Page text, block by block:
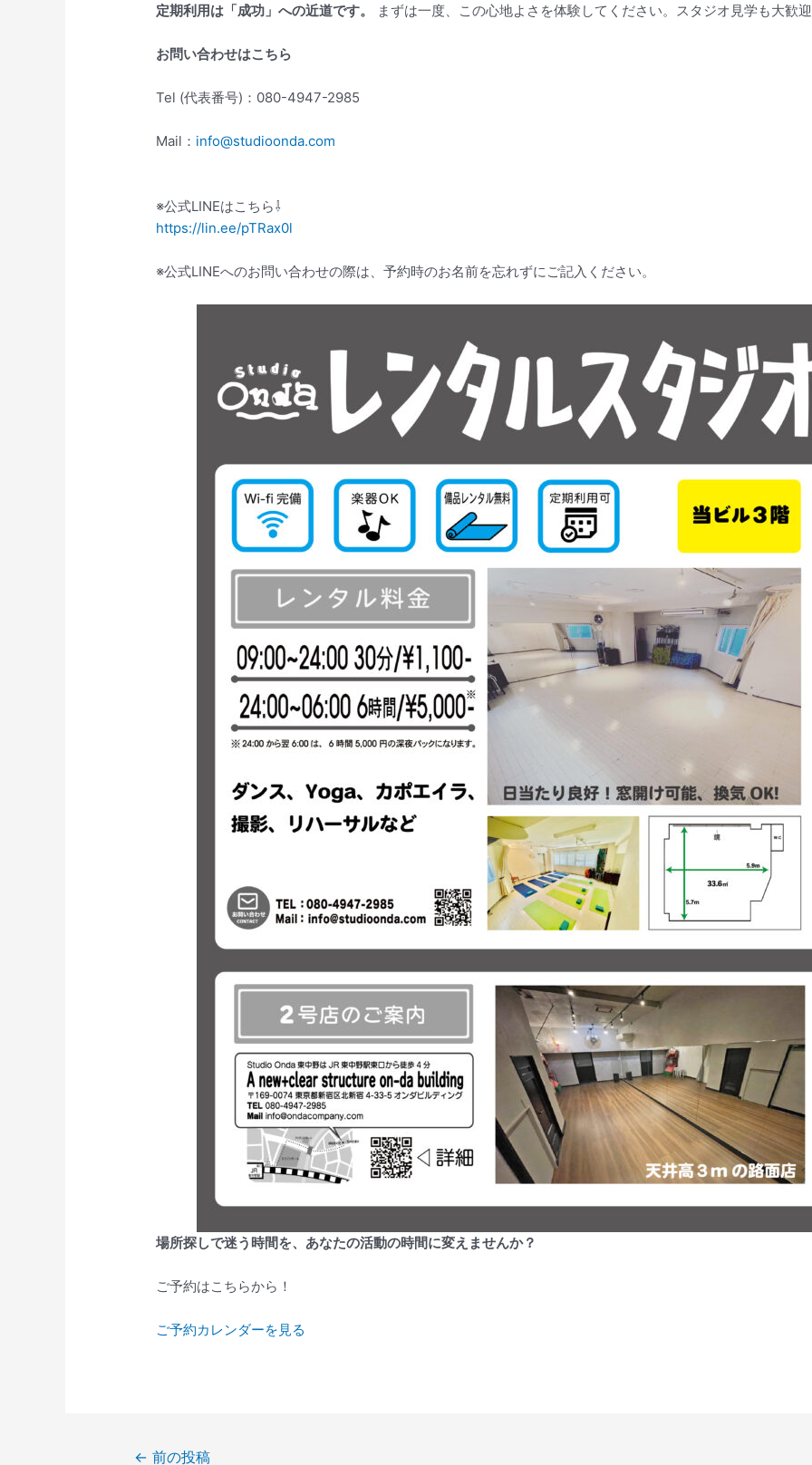
定期利用は「成功」への近道です。 まずは一度、この心地よさを体験してください。スタジオ見学も大歓
お問い合わせはこちら
Tel (代表番号)：080-4947-2985
Mail： info@studioonda.com
※公式LINEはこちら⇩
https://lin.ee/pTRax0l
※公式LINEへのお問い合わせの際は、予約時のお名前を忘れずにご記入ください。
場所探しで迷う時間を、あなたの活動の時間に変えませんか？
ご予約はこちらから！
ご予約カレンダーを見る
← 前の投稿